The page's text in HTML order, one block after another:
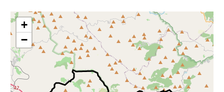
+
−